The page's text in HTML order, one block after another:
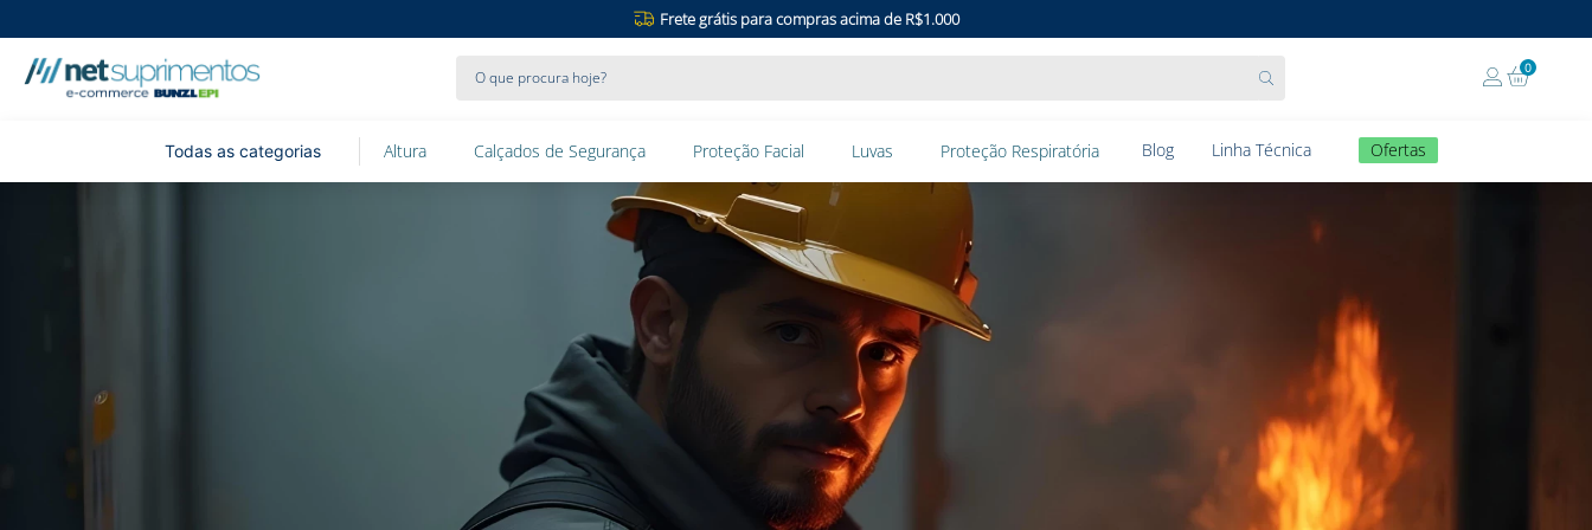
Frete grátis para compras acima de R$1.000
0
Altura Calçados de Segurança Proteção Facial Luvas Proteção Respiratória Blog Linha Técnica Ofertas